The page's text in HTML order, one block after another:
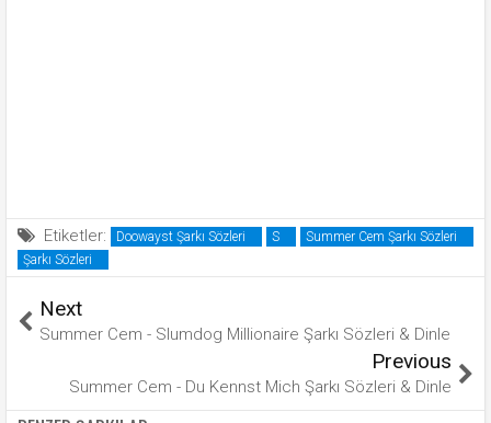
Etiketler: Doowayst Şarkı Sözleri S
Summer Cem Şarkı Sözleri
Şarkı Sözleri
Next
Summer Cem - Slumdog Millionaire Şarkı Sözleri & Dinle
Previous
Summer Cem - Du Kennst Mich Şarkı Sözleri & Dinle